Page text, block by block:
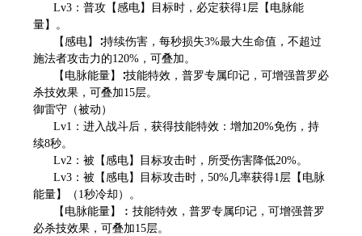
Lv3：普攻【感电】目标时，必定获得1层【电脉能
量】。
【感电】∶持续伤害，每秒损失3%最大生命值，不超过
施法者攻击力的120%，可叠加。
【电脉能量】∶技能特效，普罗专属印记，可增强普罗必
杀技效果，可叠加15层。
御雷守（被动）
Lv1：进入战斗后，获得技能特效：增加20%免伤，持
续8秒。
Lv2：被【感电】目标攻击时，所受伤害降低20%。
Lv3：被【感电】目标攻击时，50%几率获得1层【电脉
能量】（1秒冷却）。
【电脉能量】︰技能特效，普罗专属印记，可增强普罗
必杀技效果，可叠加15层。